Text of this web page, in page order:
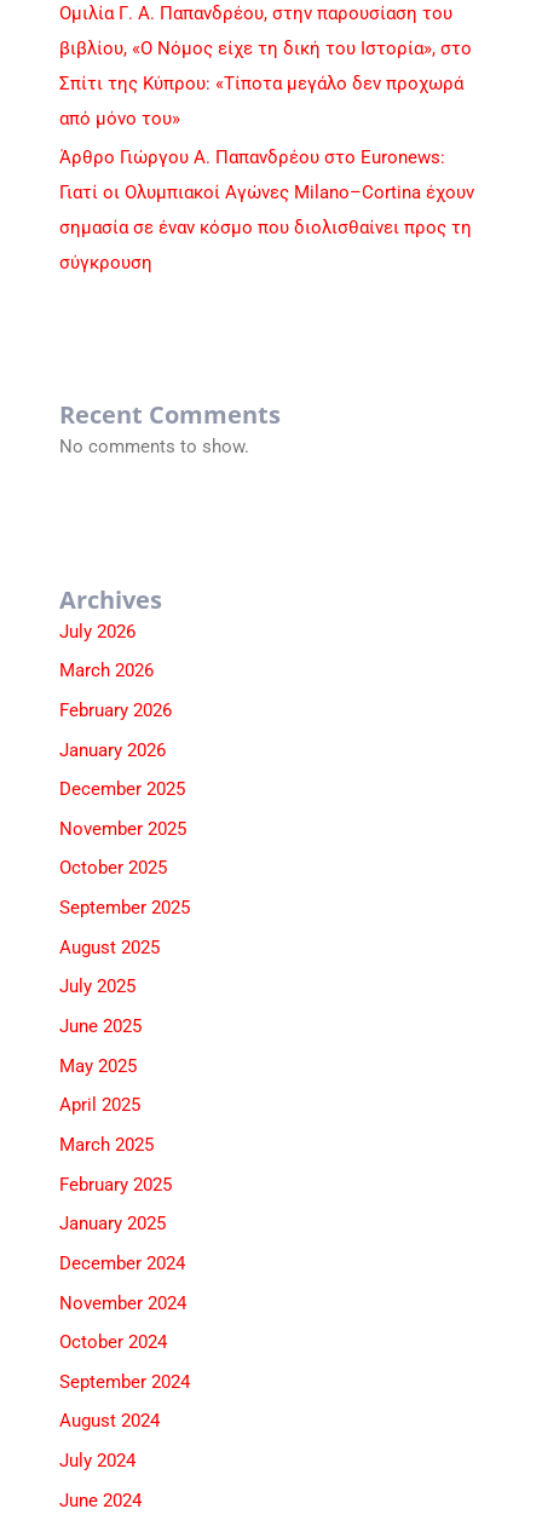
Ομιλία Γ. Α. Παπανδρέου, στην παρουσίαση του
βιβλίου, «Ο Νόμος είχε τη δική του Ιστορία», στο
Σπίτι της Κύπρου: «Τίποτα μεγάλο δεν προχωρά
από μόνο του»
Άρθρο Γιώργου Α. Παπανδρέου στο Euronews:
Γιατί οι Ολυμπιακοί Αγώνες Milano–Cortina έχουν
σημασία σε έναν κόσμο που διολισθαίνει προς τη
σύγκρουση
Recent Comments
No comments to show.
Archives
July 2026
March 2026
February 2026
January 2026
December 2025
November 2025
October 2025
September 2025
August 2025
July 2025
June 2025
May 2025
April 2025
March 2025
February 2025
January 2025
December 2024
November 2024
October 2024
September 2024
August 2024
July 2024
June 2024